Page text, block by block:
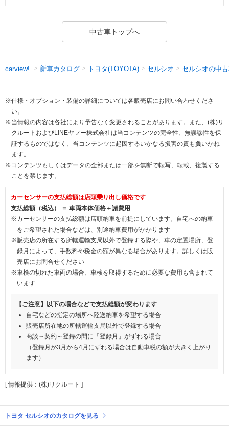
中古車トップへ
carview! 新車カタログ トヨタ(TOYOTA) セルシオ セルシオの中
※仕様・オプション・装備の詳細については各販売店にお問い合わせくださ
い。
※当情報の内容は各社により予告なく変更されることがあります。また、(株)リ
クルートおよびLINEヤフー株式会社は当コンテンツの完全性、無誤謬性を保
証するものではなく、当コンテンツに起因するいかなる損害の責も負いかね
ます。
※コンテンツもしくはデータの全部または一部を無断で転写、転載、複製する
ことを禁じます。
カーセンサーの支払総額は店頭乗り出し価格です
支払総額（税込） ＝ 車両本体価格＋諸費用
※カーセンサーの支払総額は店頭納車を前提にしています。自宅への納車
をご希望された場合などは、別途納車費用がかかります
※販売店の所在する所轄運輸支局以外で登録する際や、車の定置場所、登
録月によって、手数料や税金の額が異なる場合があります。詳しくは販
売店にお問合せください
※車検の切れた車両の場合、車検を取得するために必要な費用も含まれて
います
【ご注意】以下の場合などで支払総額が変わります
自宅などの指定の場所へ陸送納車を希望する場合
販売店所在地の所轄運輸支局以外で登録する場合
商談～契約～登録の間に「登録月」がずれる場合
（登録月が3月から4月にずれる場合は自動車税の額が大きく上がり
ます）
[ 情報提供：(株)リクルート ]
トヨタ セルシオのカタログを見る